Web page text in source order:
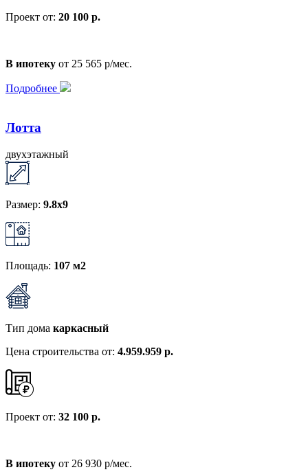
Проект от: 20 100 р.
В ипотеку от 25 565 р/мес.
Подробнее
Лотта
двухэтажный
Размер: 9.8х9
Площадь: 107 м2
Тип дома каркасный
Цена строительства от: 4.959.959 р.
Проект от: 32 100 р.
В ипотеку от 26 930 р/мес.